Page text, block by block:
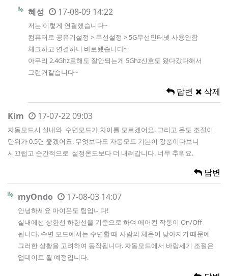
혜성 17-08-09 14:22
저는 이렇게 연결했습니다~
컴퓨터로 공유기설정 > 무선설정 > 5G무선인터넷 사용안함
체크하고 연결하니 바로됐습니다~
아무리 2.4Ghz로해도 잘안되는게 5Ghz신호도 왔다갔다해서
그런거같습니다~
답변 삭제
Kim 17-07-22 09:03
자동모드시 실내와 수면모드가 차이를 모르겠어요. 그리고 온도 조절이
단위가 0.5면 좋겠어요. 무엇보다도 자동모드 기본이 강풍이다보니
시끄럽고 순간적으로 설정온도보다 더 내려갑니다. 너무 추워요.
답변
myOndo 17-08-03 14:07
안녕하세요 마이온도 팀입니다!
실내에선 상한선 하한선을 기준으로 하여 에어컨 작동이 On/Off
됩니다. 수면 모드에서는 수면할 때 사람의 체온이 낮아지기 때문에
그러한 상황을 고려하여 동작됩니다. 자동모드에서 바람세기 조절은
업데이트 될 예정입니다.